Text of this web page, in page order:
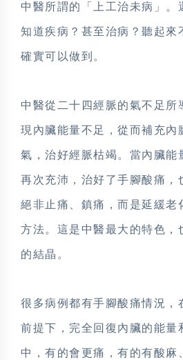
中醫所謂的「上工治未病」。
知道疾病？甚至治病？聽起來
確實可以做到。
中醫從二十四經脈的氣不足所
現內臟能量不足，從而補充內
氣，治好經脈枯竭。當內臟能
再次充沛，治好了手腳酸痛，
絕非止痛、鎮痛，而是延緩老
方法。這是中醫最大的特色，
的結晶。
很多病例都有手腳酸痛情況，
前提下，完全回復內臟的能量
中，有的會更痛，有的有酸麻